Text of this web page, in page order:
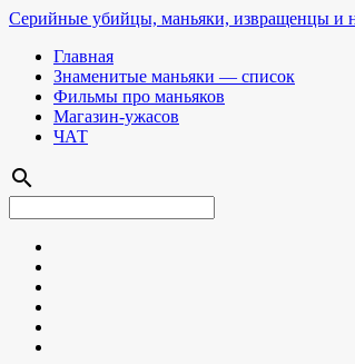
Серийные убийцы, маньяки, извращенцы и
Главная
Знаменитые маньяки — список
Фильмы про маньяков
Магазин-ужасов
ЧАТ
search